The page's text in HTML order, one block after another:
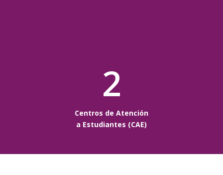
2
Centros de Atención
a Estudiantes (CAE)